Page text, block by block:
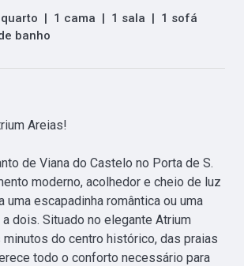
| 1 cama | 1 sala | 1 sofá
banho
Areias!
de Viana do Castelo no Porta de S.
moderno, acolhedor e cheio de luz
uma escapadinha romântica ou uma
dois. Situado no elegante Atrium
minutos do centro histórico, das praias
todo o conforto necessário para